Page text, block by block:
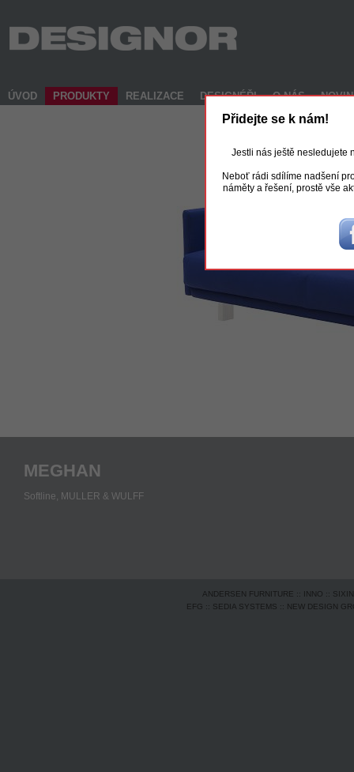
ÚVOD PRODUKTY REALIZACE DESIGNÉŘI O NÁS
MEGHAN
Softline, MULLER & WULFF
ANDERSEN FURNITURE :: INNO ::
EFG :: SEDIA SYSTEMS :: NEW DESIGN
Přidejte se k nám!
Jestli nás ještě nesledujete
Neboť rádi sdílíme nadšení
náměty a řešení, prostě vše